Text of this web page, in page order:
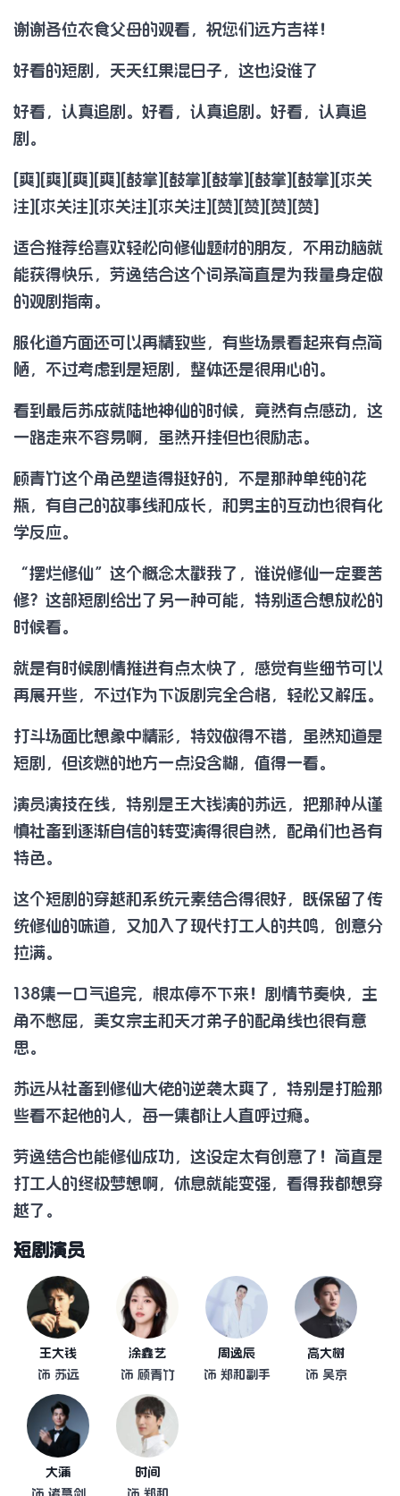
谢谢各位衣食父母的观看，祝您们远方吉祥！
好看的短剧，天天红果混日子，这也没谁了
好看，认真追剧。好看，认真追剧。好看，认真追
剧。
[爽][爽][爽][爽][鼓掌][鼓掌][鼓掌][鼓掌][鼓掌][求关
注][求关注][求关注][求关注][赞][赞][赞][赞]
适合推荐给喜欢轻松向修仙题材的朋友，不用动脑就
能获得快乐，劳逸结合这个词条简直是为我量身定做
的观剧指南。
服化道方面还可以再精致些，有些场景看起来有点简
陋，不过考虑到是短剧，整体还是很用心的。
看到最后苏成就陆地神仙的时候，竟然有点感动，这
一路走来不容易啊，虽然开挂但也很励志。
顾青竹这个角色塑造得挺好的，不是那种单纯的花
瓶，有自己的故事线和成长，和男主的互动也很有化
学反应。
“摆烂修仙”这个概念太戳我了，谁说修仙一定要苦
修？这部短剧给出了另一种可能，特别适合想放松的
时候看。
就是有时候剧情推进有点太快了，感觉有些细节可以
再展开些，不过作为下饭剧完全合格，轻松又解压。
打斗场面比想象中精彩，特效做得不错，虽然知道是
短剧，但该燃的地方一点没含糊，值得一看。
演员演技在线，特别是王大钱演的苏远，把那种从谨
慎社畜到逐渐自信的转变演得很自然，配角们也各有
特色。
这个短剧的穿越和系统元素结合得很好，既保留了传
统修仙的味道，又加入了现代打工人的共鸣，创意分
拉满。
138集一口气追完，根本停不下来！剧情节奏快，主
角不憋屈，美女宗主和天才弟子的配角线也很有意
思。
苏远从社畜到修仙大佬的逆袭太爽了，特别是打脸那
些看不起他的人，每一集都让人直呼过瘾。
劳逸结合也能修仙成功，这设定太有创意了！简直是
打工人的终极梦想啊，休息就能变强，看得我都想穿
越了。
短剧演员
王大钱
饰 苏远
涂鑫艺
饰 顾青竹
周逸辰
饰 郑和副手
高大树
饰 吴京
大蒲
饰 诸葛剑
时间
饰 郑和